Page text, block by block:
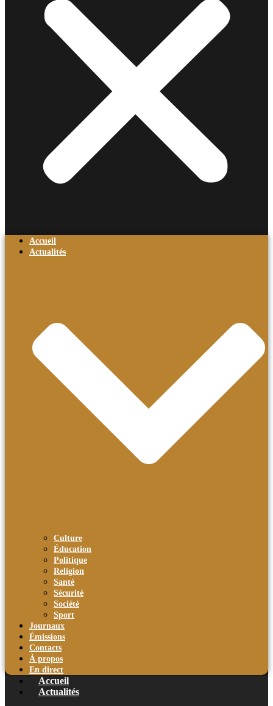
Accueil
Actualités
Culture
Éducation
Politique
Religion
Santé
Sécurité
Société
Sport
Journaux
Émissions
Contacts
À propos
En direct
Accueil
Actualités